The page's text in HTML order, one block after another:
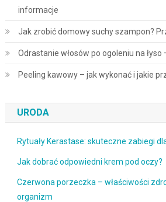
informacje
Jak zrobić domowy suchy szampon?
Odrastanie włosów po ogoleniu na
Peeling kawowy – jak wykonać i jakie
URODA
Rytuały Kerastase: skuteczne zabiegi
Jak dobrać odpowiedni krem pod oczy?
Czerwona porzeczka – właściwości
organizm